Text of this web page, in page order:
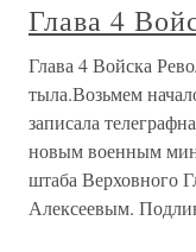
Глава 4
Глава 4 Войска
тыла.Возьмем
записала
новым военным
штаба Верховного
Алексеевым.